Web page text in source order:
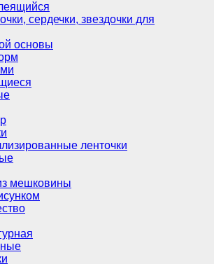
сердечки, звездочки для
основы
ленточки
мешковины